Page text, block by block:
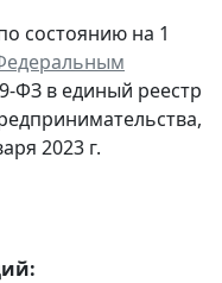
состоянию на 1
ФЗ в единый реестр
2023 г.